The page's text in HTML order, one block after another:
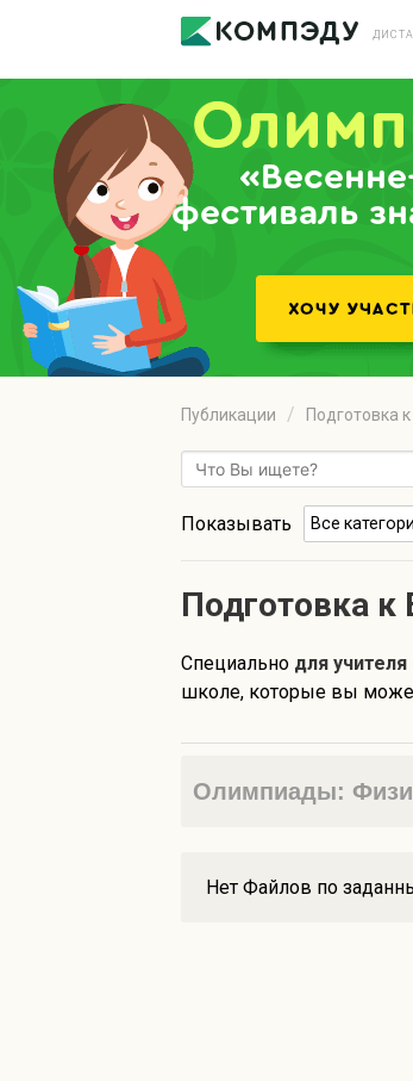
фестиваль
Публикации Подготовка
Показывать Все
Подготовка к
Специально для
школе, которые вы
Олимпиады:
Нет Файлов по